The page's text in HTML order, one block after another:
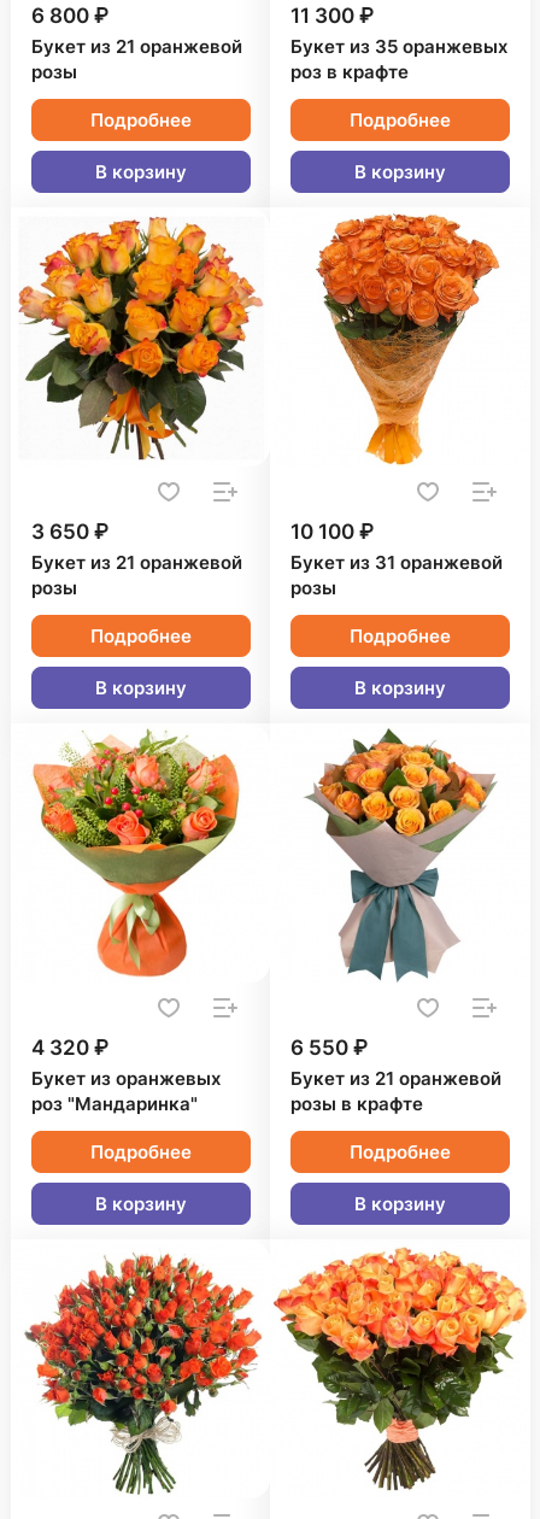
6 800 ₽
Букет из 21 оранжевой
розы
Подробнее
В корзину
11 300 ₽
Букет из 35 оранжевых
роз в крафте
Подробнее
В корзину
3 650 ₽
Букет из 21 оранжевой
розы
Подробнее
В корзину
10 100 ₽
Букет из 31 оранжевой
розы
Подробнее
В корзину
4 320 ₽
Букет из оранжевых
роз "Мандаринка"
Подробнее
В корзину
6 550 ₽
Букет из 21 оранжевой
розы в крафте
Подробнее
В корзину